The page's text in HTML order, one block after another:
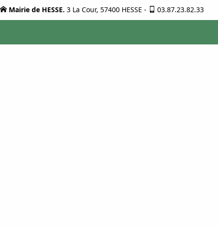
Mairie de HESSE. 3 La Cour, 57400 HESSE - 03.87.23.82.33